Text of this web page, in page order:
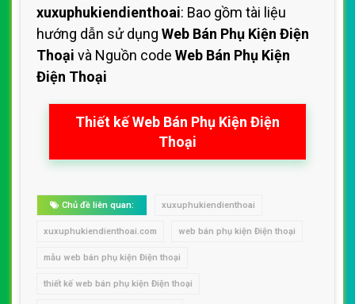
xuxuphukiendienthoai: Bao gồm tài liệu
hướng dẫn sử dụng Web Bán Phụ Kiện Điện
Thoại và Nguồn code Web Bán Phụ Kiện
Điện Thoại
Thiết kế Web Bán Phụ Kiện Điện
Thoại
Chủ đề liên quan: xuxuphukiendienthoai
xuxuphukiendienthoai.com web bán phụ kiện Điện thoại
mẫu web bán phụ kiện Điện thoại
thiết kế web bán phụ kiện Điện thoại